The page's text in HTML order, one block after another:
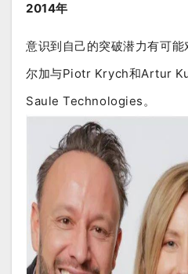
2014年
意识到自己的突破潜力有可
尔加与Piotr Krych和Artur
Saule Technologies。